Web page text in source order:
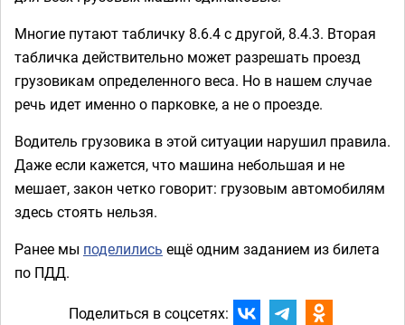
Многие путают табличку 8.6.4 с другой, 8.4.3. Вторая
табличка действительно может разрешать проезд
грузовикам определенного веса. Но в нашем случае
речь идет именно о парковке, а не о проезде.
Водитель грузовика в этой ситуации нарушил правила.
Даже если кажется, что машина небольшая и не
мешает, закон четко говорит: грузовым автомобилям
здесь стоять нельзя.
Ранее мы поделились ещё одним заданием из билета
по ПДД.
Поделиться в соцсетях: